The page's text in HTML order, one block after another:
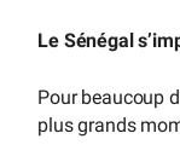
Le Sénégal
Pour beaucoup
plus grands